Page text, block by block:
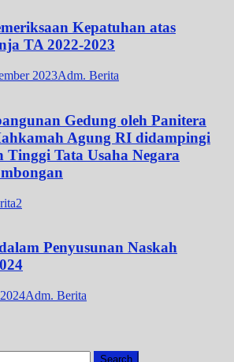
Kepatuhan atas
TA 2022-2023
2023Adm. Berita
Gedung oleh Panitera
Agung RI didampingi
Tinggi Tata Usaha Negara
Penyusunan Naskah
Adm. Berita